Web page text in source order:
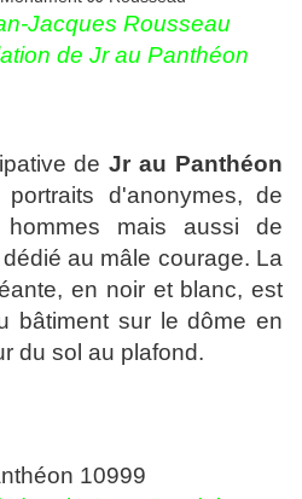
Jacques Rousseau
de Jr au Panthéon
deJr au Panthéon
d'anonymes, de
mais aussi de
au mâle courage. La
en noir et blanc, est
bâtiment sur le dôme en
du sol au plafond.